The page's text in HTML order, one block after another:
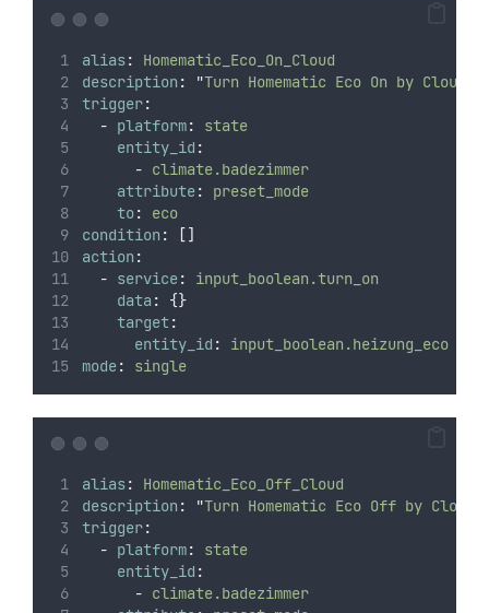
alias:
Homematic_Eco_On_Cloud
description : "Turn Homematic Eco On by Cloud
trigger:
- platform:
state
entity_id :
- climate.badezimmer
attribute:
preset_mode
to:
eco
condition :
[]
action :
- service:
input_boolean.turn_on
data :
{}
target:
entity_id :
input_boolean.heizung_eco
mode: single
alias:
Homematic_Eco_Off_Cloud
description : "Turn Homematic Eco Off by Cloud
trigger:
- platform:
state
entity_id :
- climate.badezimmer